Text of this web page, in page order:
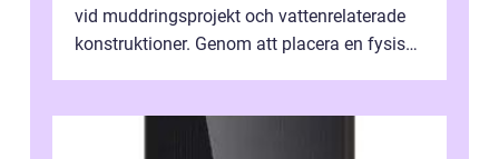
vid muddringsprojekt och vattenrelaterade
konstruktioner. Genom att placera en fysisk